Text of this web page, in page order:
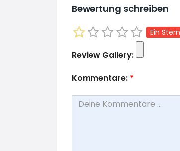
Bewertung schreiben
Ein Stern
Review Gallery:
Kommentare: *